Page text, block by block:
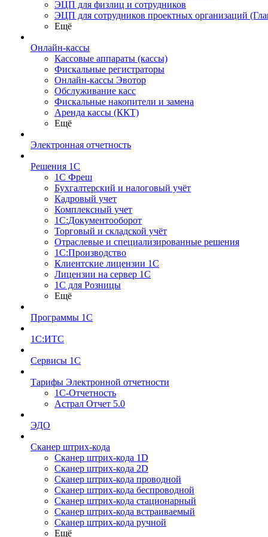
ЭЦП для физлиц и сотрудников
ЭЦП для сотрудников проектных организаций
Ещё
Онлайн-кассы
Кассовые аппараты (кассы)
Фискальные регистраторы
Онлайн-кассы Эвотор
Обслуживание касс
Фискальные накопители и замена
Аренда кассы (ККТ)
Ещё
Электронная отчетность
Решения 1С
1С Фреш
Бухгалтерский и налоговый учёт
Кадровый учет
Комплексный учет
1С:Документооборот
Торговый и складской учёт
Отраслевые и специализированные решения
1С:Производство
Клиентские лицензии 1С
Лицензии на сервер 1С
1С для Розницы
Ещё
Программы 1С
1С:ИТС
Сервисы 1С
Тарифы Электронной отчетности
1С-Отчетность
Астрал Отчет 5.0
ЭДО
Сканер штрих-кода
Сканер штрих-кода 1D
Сканер штрих-кода 2D
Сканер штрих-кода проводной
Сканер штрих-кода беспроводной
Сканер штрих-кода стационарный
Сканер штрих-кода встраиваемый
Сканер штрих-кода ручной
Ещё